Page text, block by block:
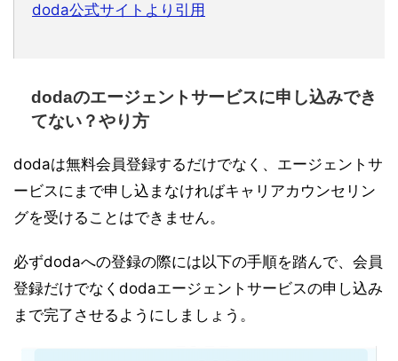
doda公式サイトより引用
dodaのエージェントサービスに申し込みでき
てない？やり方
dodaは無料会員登録するだけでなく、エージェントサ
ービスにまで申し込まなければキャリアカウンセリン
グを受けることはできません。
必ずdodaへの登録の際には以下の手順を踏んで、会員
登録だけでなくdodaエージェントサービスの申し込み
まで完了させるようにしましょう。